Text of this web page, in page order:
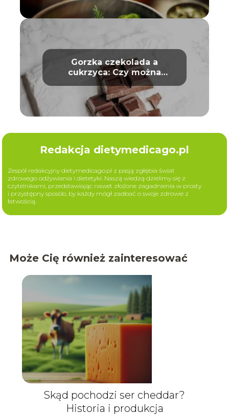
Gorzka czekolada a
cukrzyca: Czy można
bezpiecznie ją jeść?
Redakcja dietymedicago.pl
Zespół redakcyjny dietymedicago.pl z pasją zgłębia świat
zdrowego odżywiania i dietetyki. Naszą wiedzą dzielimy się z
czytelnikami, przedstawiając nawet złożone zagadnienia w prosty
i przystępny sposób, by każdy mógł zadbać o swoje zdrowie z
łatwością.
Może Cię również zainteresować
Skąd pochodzi ser cheddar?
Historia i produkcja